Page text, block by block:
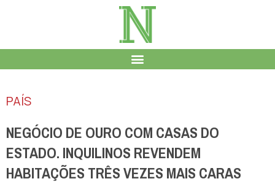
PAÍS
NEGÓCIO DE OURO COM CASAS DO
ESTADO. INQUILINOS REVENDEM
HABITAÇÕES TRÊS VEZES MAIS CARAS